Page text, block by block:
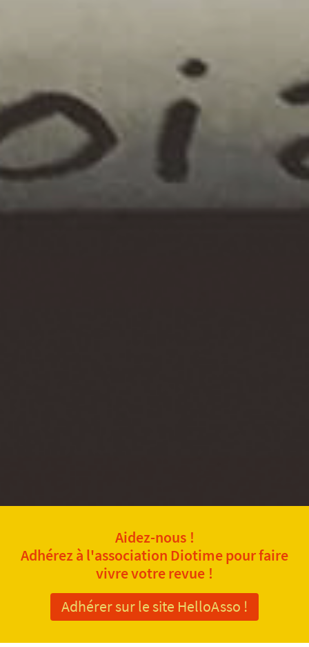
Aidez-nous !
Adhérez à l'association Diotime pour faire
vivre votre revue !
Adhérer sur le site HelloAsso !